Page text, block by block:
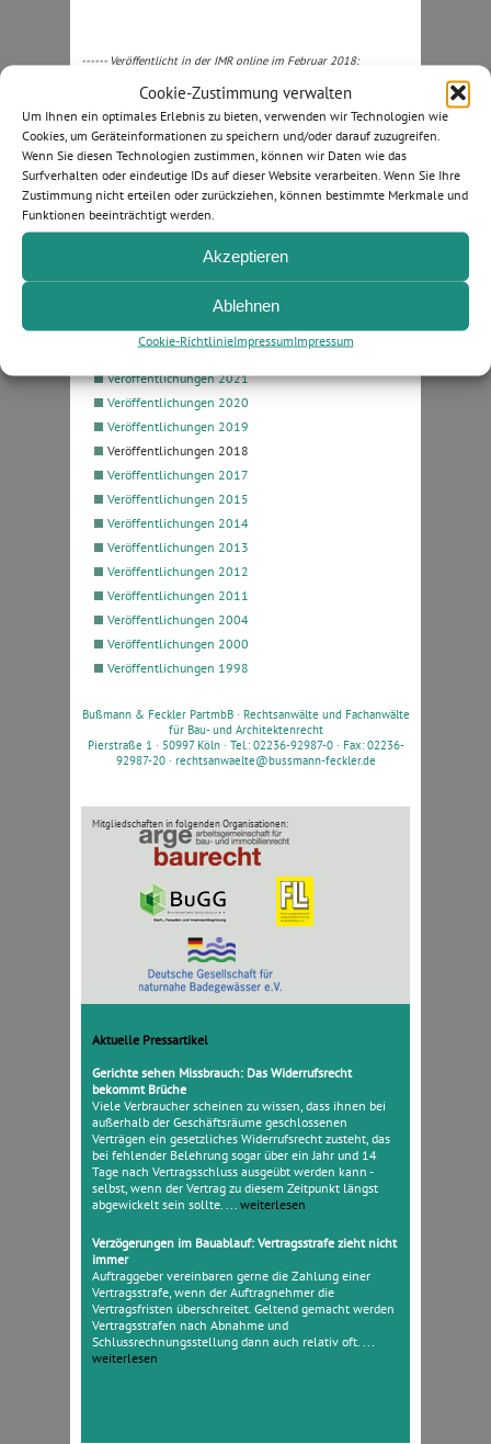
Cookie-Zustimmung verwalten
Um Ihnen ein optimales Erlebnis zu bieten, verwenden wir Technologien wie
Cookies, um Geräteinformationen zu speichern und/oder darauf zuzugreifen.
Wenn Sie diesen Technologien zustimmen, können wir Daten wie das
Surfverhalten oder eindeutige IDs auf dieser Website verarbeiten. Wenn Sie Ihre
Zustimmung nicht erteilen oder zurückziehen, können bestimmte Merkmale und
Funktionen beeinträchtigt werden.
Akzeptieren
Ablehnen
Cookie-RichtlinieImpressumImpressum
------ Veröffentlicht in der IMR online im Februar 2018:
Brandstiftung an Pkw: Kündigung möglich?!
Kündigung trotz Schuldunfähigkeit?!
Eine Brandstiftung an einem Pkw eines Mitmieters hat
hinreichenden Bezug zum Mietverhältnis und rechtfertigt
eine fristlose Kündigung. Dies gilt auch bei
Schuldunfähigkeit des Mieters.
Veröffentlichungen 2025
Veröffentlichungen 2023
Veröffentlichungen 2021
Veröffentlichungen 2020
Veröffentlichungen 2019
Veröffentlichungen 2018
Veröffentlichungen 2017
Veröffentlichungen 2015
Veröffentlichungen 2014
Veröffentlichungen 2013
Veröffentlichungen 2012
Veröffentlichungen 2011
Veröffentlichungen 2004
Veröffentlichungen 2000
Veröffentlichungen 1998
Bußmann & Feckler PartmbB · Rechtsanwälte und Fachanwälte
für Bau- und Architektenrecht
Pierstraße 1 · 50997 Köln · Tel.: 02236-92987-0 · Fax: 02236-
92987-20 · rechtsanwaelte@bussmann-feckler.de
Mitgliedschaften in folgenden Organisationen:
Aktuelle Pressartikel
Gerichte sehen Missbrauch: Das Widerrufsrecht
bekommt Brüche
Viele Verbraucher scheinen zu wissen, dass ihnen bei
außerhalb der Geschäftsräume geschlossenen
Verträgen ein gesetzliches Widerrufsrecht zusteht, das
bei fehlender Belehrung sogar über ein Jahr und 14
Tage nach Vertragsschluss ausgeübt werden kann -
selbst, wenn der Vertrag zu diesem Zeitpunkt längst
abgewickelt sein sollte. ... weiterlesen
Verzögerungen im Bauablauf: Vertragsstrafe zieht nicht
immer
Auftraggeber vereinbaren gerne die Zahlung einer
Vertragsstrafe, wenn der Auftragnehmer die
Vertragsfristen überschreitet. Geltend gemacht werden
Vertragsstrafen nach Abnahme und
Schlussrechnungsstellung dann auch relativ oft. ...
weiterlesen